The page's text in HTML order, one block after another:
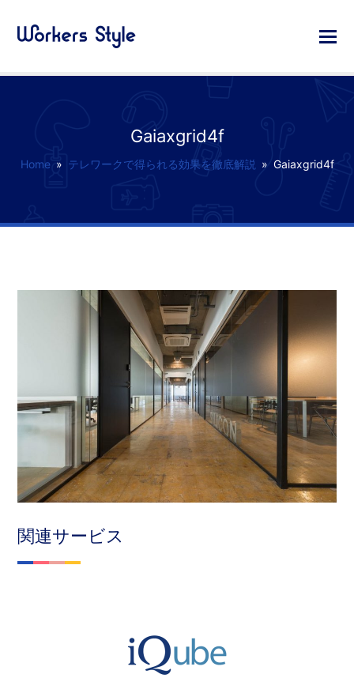
Gaiaxgrid4f
Home » テレワークで得られる効果を徹底解説 » Gaiaxgrid4f
関連サービス